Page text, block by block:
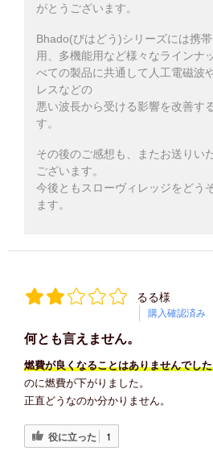
がとうございます。
Bhado(びはどう)シリーズには携
用、多機能用など様々なラインナ
べての製品に共通して人工電磁波
レスなどの
悪い波長から受ける影響を改善す
す。
その後のご感想も、またお送りい
ございます。
今後ともスローヴィレッジをどう
ます。
るる様
購入確認済み
何とも言えません。
燃費が良くなることはありませんでし
のに燃費が下がりました。
正直どうなのか分かりません。
役に立った 1